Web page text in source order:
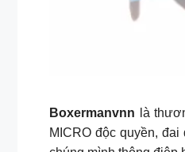
Boxermanvnn là
MICRO độc quyền,